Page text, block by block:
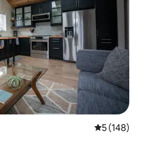
Évaluation
5 (148)